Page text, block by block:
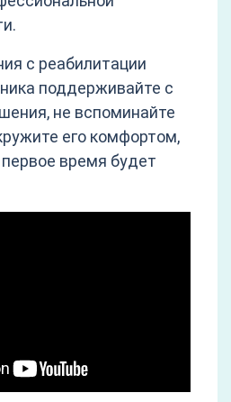
с реабилитации
поддерживайте с
не вспоминайте
его комфортом,
время будет